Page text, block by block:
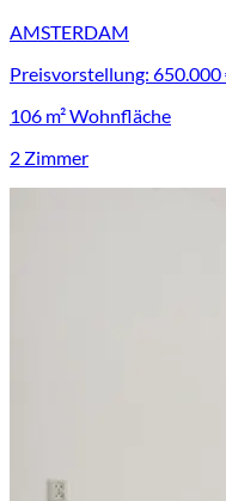
AMSTERDAM
Preisvorstellung:
106 m² Wohnfläche
2 Zimmer